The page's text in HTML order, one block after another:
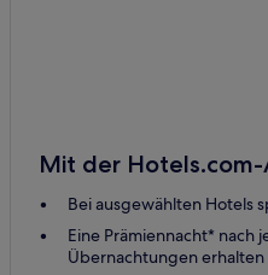
Mit der
Bei ausgewählten Hotels
Eine Prämiennacht* nach
Übernachtungen erhalten